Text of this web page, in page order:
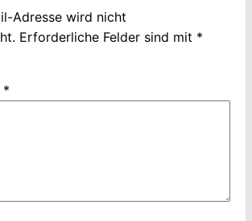
Adresse wird nicht
Erforderliche Felder sind mit *
*